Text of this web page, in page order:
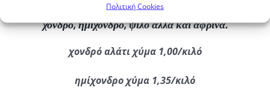
Πολιτική Cookies
Μπορείτε να το βρείτε σε διάφορες μορφές όπως
χονδρό, ημίχονδρο, ψιλό αλλά και αφρίνα.
χονδρό αλάτι χύμα 1,00/κιλό
ημίχονδρο χύμα 1,35/κιλό